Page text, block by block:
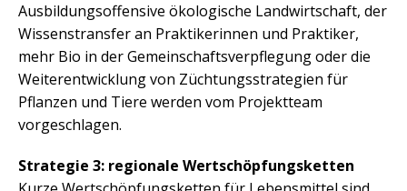
Ausbildungsoffensive ökologische Landwirtschaft, der
Wissenstransfer an Praktikerinnen und Praktiker,
mehr Bio in der Gemeinschaftsverpflegung oder die
Weiterentwicklung von Züchtungsstrategien für
Pflanzen und Tiere werden vom Projektteam
vorgeschlagen.
Strategie 3: regionale Wertschöpfungsketten